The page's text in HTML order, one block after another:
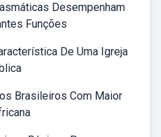
Desempenham
Funções
De Uma Igreja
Brasileiros Com Maior